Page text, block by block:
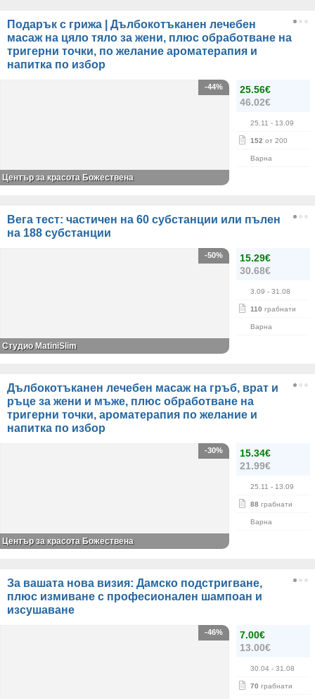
Подарък с грижа | Дълбокотъканен лечебен
масаж на цяло тяло за жени, плюс обработване на
тригерни точки, по желание ароматерапия и
напитка по избор
25.56€
46.02€
25.11 - 13.09
152 от 200
Варна
-44%
Център за красота Божествена
Вега тест: частичен на 60 субстанции или пълен
на 188 субстанции
15.29€
30.68€
3.09 - 31.08
110 грабнати
Варна
-50%
Студио MatiniSlim
Дълбокотъканен лечебен масаж на гръб, врат и
ръце за жени и мъже, плюс обработване на
тригерни точки, ароматерапия по желание и
напитка по избор
15.34€
21.99€
25.11 - 13.09
88 грабнати
Варна
-30%
Център за красота Божествена
За вашата нова визия: Дамско подстригване,
плюс измиване с професионален шампоан и
изсушаване
7.00€
13.00€
30.04 - 31.08
70 грабнати
-46%